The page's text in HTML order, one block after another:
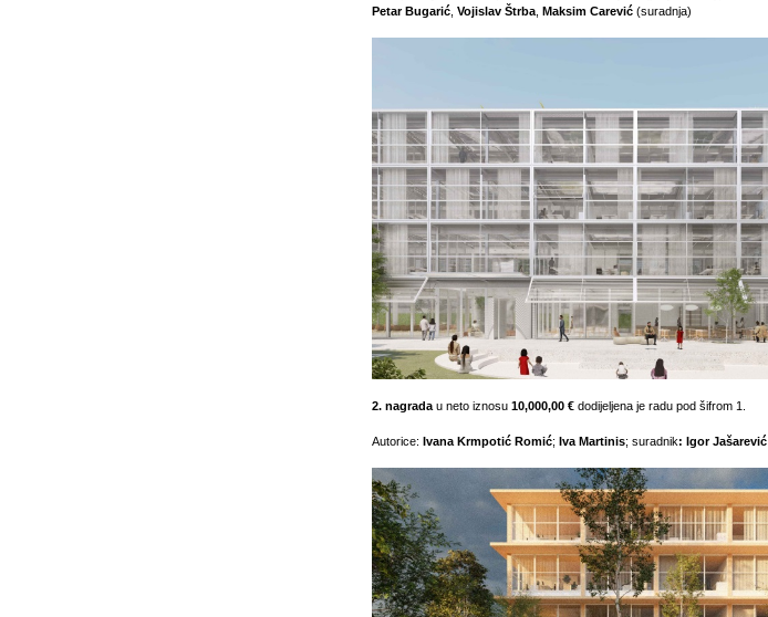
Petar Bugarić Vojislav Štrba Maksim Carević (suradnja)
2. nagrada u neto iznosu 10,000,00 € dodijeljena je radu pod šifrom 1.
Autorice: Ivana Krmpotić Romić; Iva Martinis; suradnik: Igor Jašarević